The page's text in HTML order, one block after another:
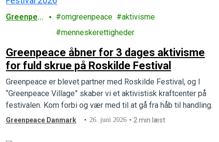
Greenpea
omgreenpeace
aktivisme
menneskerettigheder
Greenpeace åbner for 3 dages aktivisme
for fuld skrue på Roskilde Festival
Greenpeace er blevet partner med Roskilde Festival, og I
“Greenpeace Village” skaber vi et aktivistisk kraftcenter på
festivalen. Kom forbi og vær med til at gå fra håb til handling.
Greenpeace Danmark 26. juni 2026 2 min læst